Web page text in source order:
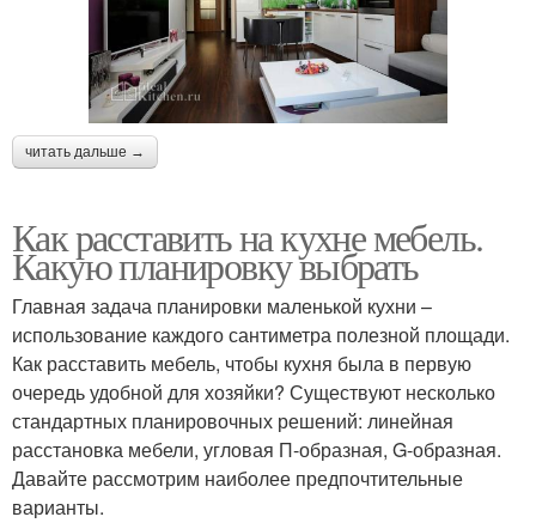
читать дальше →
Как расставить на кухне мебель.
Какую планировку выбрать
Главная задача планировки маленькой кухни –
использование каждого сантиметра полезной площади.
Как расставить мебель, чтобы кухня была в первую
очередь удобной для хозяйки? Существуют несколько
стандартных планировочных решений: линейная
расстановка мебели, угловая П-образная, G-образная.
Давайте рассмотрим наиболее предпочтительные
варианты.